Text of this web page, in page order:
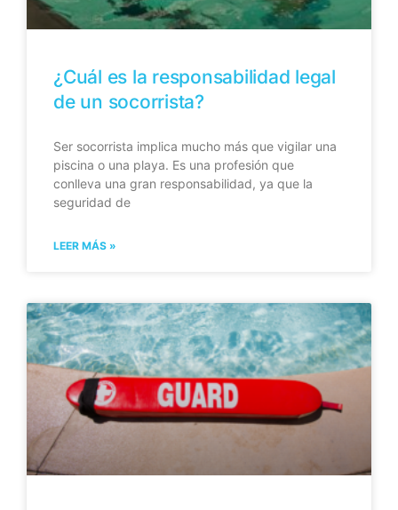
¿Cuál es la responsabilidad legal
de un socorrista?
Ser socorrista implica mucho más que vigilar una
piscina o una playa. Es una profesión que
conlleva una gran responsabilidad, ya que la
seguridad de
LEER MÁS »